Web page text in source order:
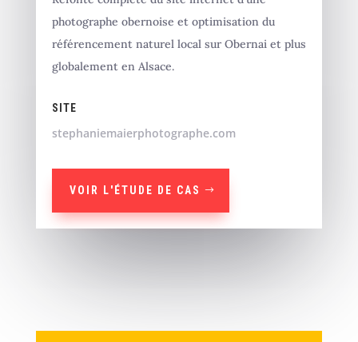
photographe obernoise et optimisation du
référencement naturel local sur Obernai et plus
globalement en Alsace.
SITE
stephaniemaierphotographe.com
VOIR L'ÉTUDE DE CAS